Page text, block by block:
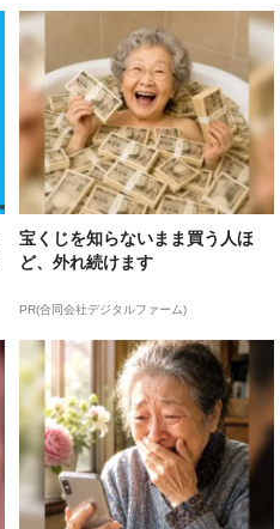
宝くじを知らないまま買う人ほ
ど、外れ続けます
PR(合同会社デジタルファーム)